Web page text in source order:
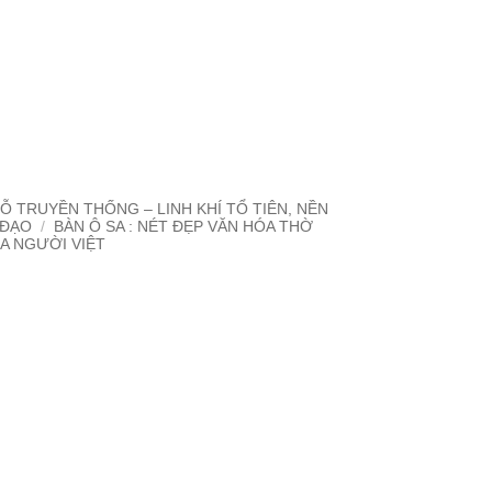
TRUYỀN THỐNG – LINH KHÍ TỔ TIÊN, NỀN
/
BÀN Ô SA : NÉT ĐẸP VĂN HÓA THỜ
NGƯỜI VIỆT